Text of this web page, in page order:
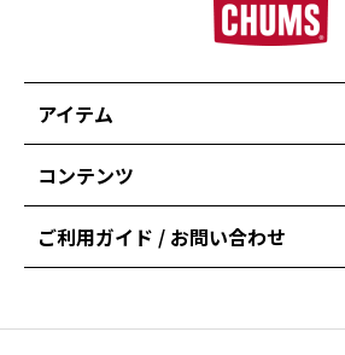
アイテム
コンテンツ
ご利用ガイド / お問い合わせ